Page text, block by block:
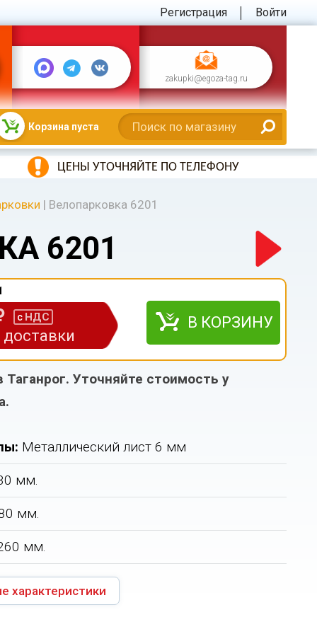
Регистрация Войти
zakupki@egoza-tag.ru
Корзина пуста
ЦЕНЫ УТОЧНЯЙТЕ ПО ТЕЛЕФОНУ
| Велопарковка 6201
6201
с НДС
доставки
В КОРЗИНУ
Таганрог. Уточняйте стоимость у
Металлический лист 6 мм
мм.
мм.
мм.
характеристики